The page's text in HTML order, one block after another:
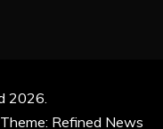
2026.
Theme: Refined News